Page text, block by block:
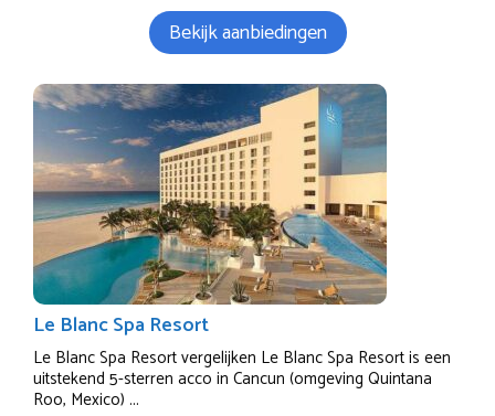
Bekijk aanbiedingen
Le Blanc Spa Resort
Le Blanc Spa Resort vergelijken Le Blanc Spa Resort is een
uitstekend 5-sterren acco in Cancun (omgeving Quintana
Roo, Mexico) ...